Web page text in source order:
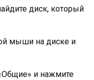
диск, который
мыши на диске и
и нажмите